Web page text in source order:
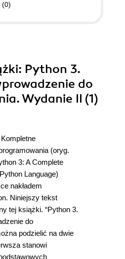
(0)
: Python 3.
do
Wydanie II (1)
(oryg.
3: A Complete
Language)
nakładem
Niniejszy tekst
tej książki. “Python 3.
do
podzielić na dwie
stanowi